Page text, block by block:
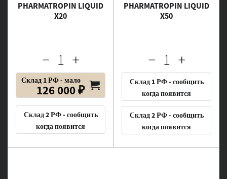
PHARMATROPIN LIQUID
X20
Склад 1 РФ - мало
126 000 ₽
Склад 2 РФ - сообщить
когда появится
PHARMATROPIN LIQUID
X50
Склад 1 РФ - сообщить
когда появится
Склад 2 РФ - сообщить
когда появится